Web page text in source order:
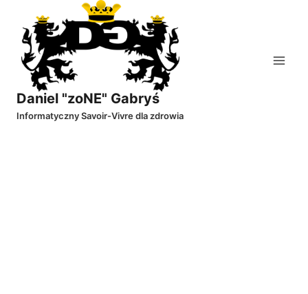
treści
Daniel "zoNE" Gabryś
Informatyczny Savoir-Vivre dla zdrowia